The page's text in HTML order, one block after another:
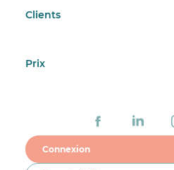
Clients
Prix
Connexion